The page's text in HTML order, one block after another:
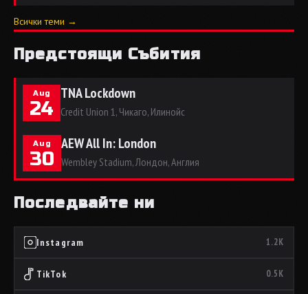
Всички теми →
Предстоящи Събития
Aug
24
TNA Lockdown
Credit Union 1, Чикаго, Илинойс
Aug
30
AEW All In: London
Wembley Stadium, Лондон, Англия
Последвайте ни
Instagram 1.2K
TikTok 0.5K